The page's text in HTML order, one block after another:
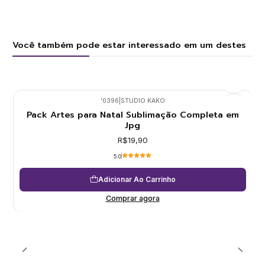
Você também pode estar interessado em um destes
'0396 STUDIO KAKO
Pack Artes para Natal Sublimação Completa em
Jpg
R$19,90
5.0
Adicionar Ao Carrinho
Comprar agora